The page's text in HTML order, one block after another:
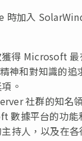
加入
得 Microsoft
神和對知識的
。
社群的知名
據平台的功
持人，以及在